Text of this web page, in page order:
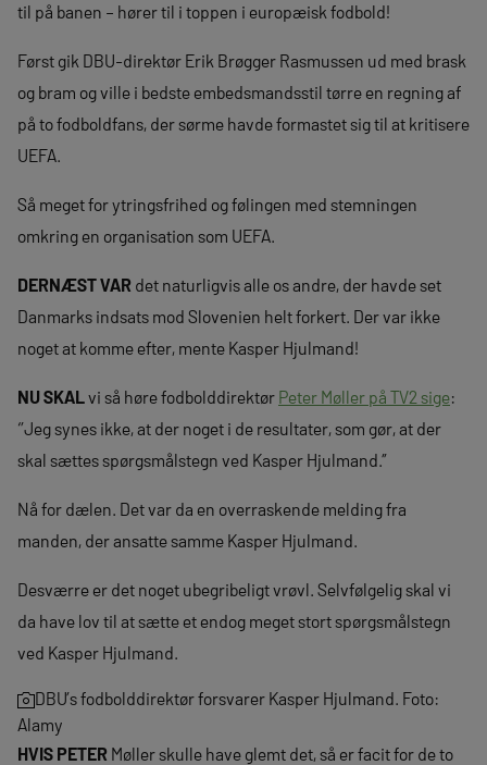
til på banen – hører til i toppen i europæisk fodbold!
Først gik DBU-direktør Erik Brøgger Rasmussen ud med brask
og bram og ville i bedste embedsmandsstil tørre en regning af
på to fodboldfans, der sørme havde formastet sig til at kritisere
UEFA.
Så meget for ytringsfrihed og følingen med stemningen
omkring en organisation som UEFA.
DERNÆST VAR det naturligvis alle os andre, der havde set
Danmarks indsats mod Slovenien helt forkert. Der var ikke
noget at komme efter, mente Kasper Hjulmand!
NU SKALvi så høre fodbolddirektør Peter Møller på TV2 sige:
‘’Jeg synes ikke, at der noget i de resultater, som gør, at der
skal sættes spørgsmålstegn ved Kasper Hjulmand.’’
Nå for dælen. Det var da en overraskende melding fra
manden, der ansatte samme Kasper Hjulmand.
Desværre er det noget ubegribeligt vrøvl. Selvfølgelig skal vi
da have lov til at sætte et endog meget stort spørgsmålstegn
ved Kasper Hjulmand.
DBU’s fodbolddirektør forsvarer Kasper Hjulmand. Foto:
Alamy
HVIS PETER Møller skulle have glemt det, så er facit for de to